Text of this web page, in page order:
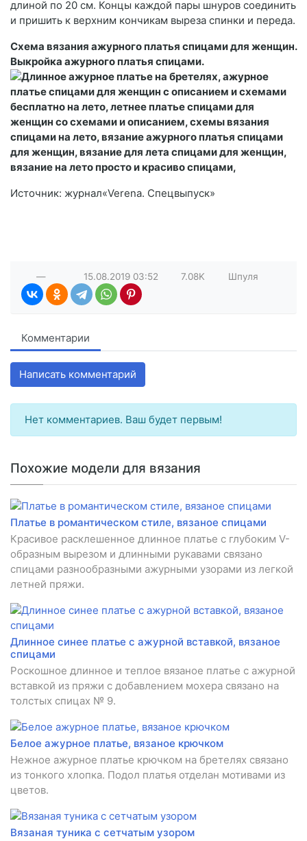
длиной по 20 см. Концы каждой пары шнуров соединить
и пришить к верхним кончикам выреза спинки и переда.
Схема вязания ажурного платья спицами для женщин.
Выкройка ажурного платья спицами.
Источник: журнал«Verena. Спецвыпуск»
— 15.08.2019 03:52 7.08K Шпуля
Комментарии
Написать комментарий
Нет комментариев. Ваш будет первым!
Похожие модели для вязания
Платье в романтическом стиле, вязаное спицами
Красивое расклешенное длинное платье с глубоким V-
образным вырезом и длинными рукавами связано
спицами разнообразными ажурными узорами из легкой
летней пряжи.
Длинное синее платье с ажурной вставкой, вязаное
спицами
Роскошное длинное и теплое вязаное платье с ажурной
вставкой из пряжи с добавлением мохера связано на
толстых спицах № 9.
Белое ажурное платье, вязаное крючком
Нежное ажурное платье крючком на бретелях связано
из тонкого хлопка. Подол платья отделан мотивами из
цветов.
Вязаная туника с сетчатым узором